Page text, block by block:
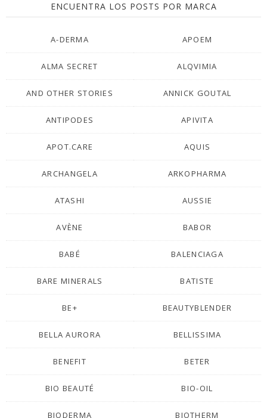
ENCUENTRA LOS POSTS POR MARCA
A-DERMA APOEM
ALMA SECRET ALQVIMIA
AND OTHER STORIES ANNICK GOUTAL
ANTIPODES APIVITA
APOT.CARE AQUIS
ARCHANGELA ARKOPHARMA
ATASHI AUSSIE
AVÈNE BABOR
BABÉ BALENCIAGA
BARE MINERALS BATISTE
BE+ BEAUTYBLENDER
BELLA AURORA BELLISSIMA
BENEFIT BETER
BIO BEAUTÉ BIO-OIL
BIODERMA BIOTHERM